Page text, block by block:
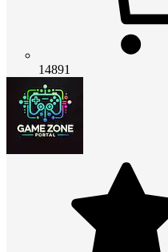
14891